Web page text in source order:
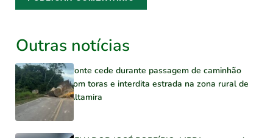
Outras notícias
Ponte cede durante passagem de caminhão
com toras e interdita estrada na zona rural de
Altamira